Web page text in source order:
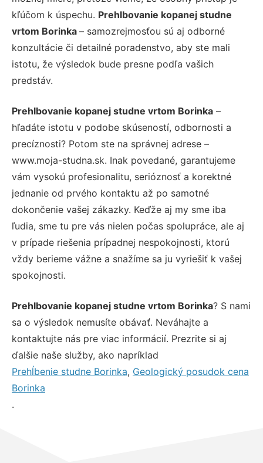
kľúčom k úspechu. Prehlbovanie kopanej studne
vrtom Borinka – samozrejmosťou sú aj odborné
konzultácie či detailné poradenstvo, aby ste mali
istotu, že výsledok bude presne podľa vašich
predstáv.
Prehlbovanie kopanej studne vrtom Borinka –
hľadáte istotu v podobe skúseností, odbornosti a
precíznosti? Potom ste na správnej adrese –
www.moja-studna.sk. Inak povedané, garantujeme
vám vysokú profesionalitu, serióznosť a korektné
jednanie od prvého kontaktu až po samotné
dokončenie vašej zákazky. Keďže aj my sme iba
ľudia, sme tu pre vás nielen počas spolupráce, ale aj
v prípade riešenia prípadnej nespokojnosti, ktorú
vždy berieme vážne a snažíme sa ju vyriešiť k vašej
spokojnosti.
Prehlbovanie kopanej studne vrtom Borinka? S nami
sa o výsledok nemusíte obávať. Neváhajte a
kontaktujte nás pre viac informácií. Prezrite si aj
ďalšie naše služby, ako napríklad
Prehĺbenie studne Borinka, Geologický posudok cena
Borinka
.